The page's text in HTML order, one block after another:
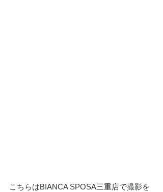
こちらはBIANCA SPOSA三重店で撮影を